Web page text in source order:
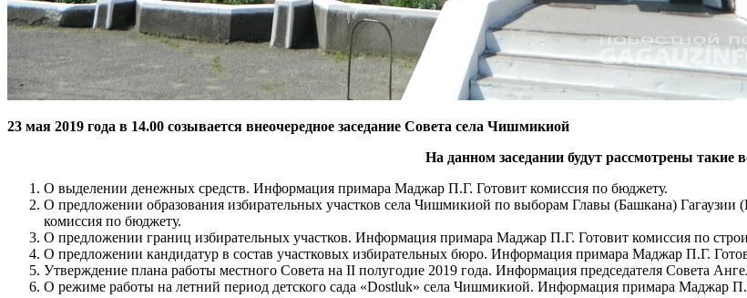
23 мая 2019 года в 14.00 созывается внеочередное заседание Совета села Чишмикиой
На данном заседании будут рассмотрены такие
О выделении денежных средств. Информация примара Маджар П.Г. Готовит комиссия по бюджету.
О предложении образования избирательных участков села Чишмикиой по выборам Главы (Башкана)
комиссия по бюджету.
О предложении границ избирательных участков. Информация примара Маджар П.Г. Готовит комиссия по
О предложении кандидатур в состав участковых избирательных бюро. Информация примара Маджар П.Г.
Утверждение плана работы местного Совета на II полугодие 2019 года. Информация председателя Совета
О режиме работы на летний период детского сада «Dostluk» села Чишмикиой. Информация примара Маджар